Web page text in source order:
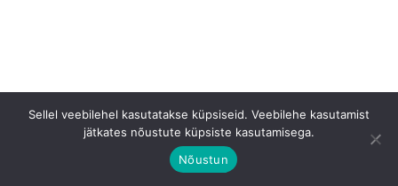
Sellel veebilehel kasutatakse küpsiseid. Veebilehe kasutamist
jätkates nõustute küpsiste kasutamisega.
Nõustun